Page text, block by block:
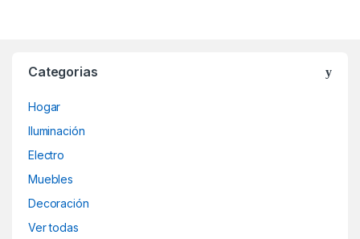
Categorias
Hogar
Iluminación
Electro
Muebles
Decoración
Ver todas